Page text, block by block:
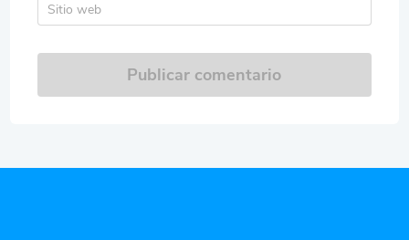
Sitio web
Publicar comentario